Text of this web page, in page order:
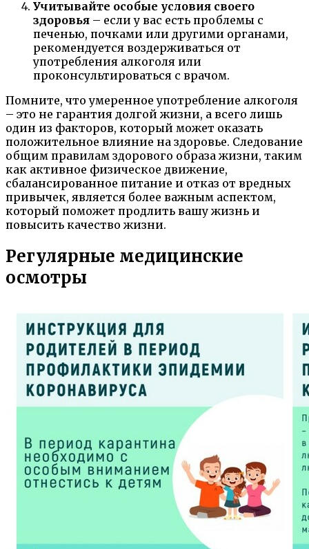
Учитывайте особые условия своего
здоровья – если у вас есть проблемы с
печенью, почками или другими органами,
рекомендуется воздерживаться от
употребления алкоголя или
проконсультироваться с врачом.
Помните, что умеренное употребление алкоголя
– это не гарантия долгой жизни, а всего лишь
один из факторов, который может оказать
положительное влияние на здоровье. Следование
общим правилам здорового образа жизни, таким
как активное физическое движение,
сбалансированное питание и отказ от вредных
привычек, является более важным аспектом,
который поможет продлить вашу жизнь и
повысить качество жизни.
Регулярные медицинские
осмотры